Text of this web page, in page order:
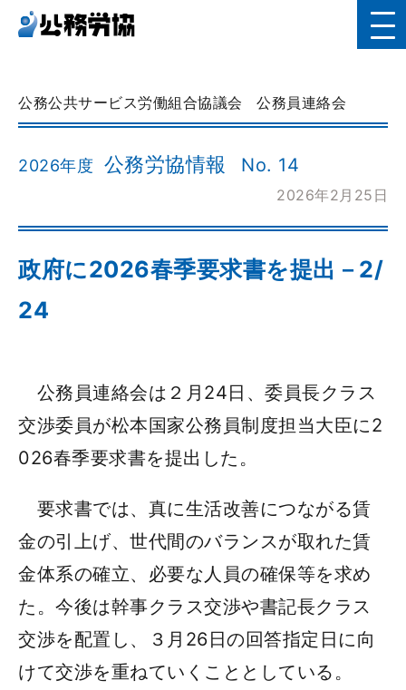
公務公共サービス労働組合協議会 公務員連絡会
2026年度 公務労協情報 No. 14
2026年2月25日
政府に2026春季要求書を提出－2/
24
公務員連絡会は２月24日、委員長クラス
交渉委員が松本国家公務員制度担当大臣に2
026春季要求書を提出した。
要求書では、真に生活改善につながる賃
金の引上げ、世代間のバランスが取れた賃
金体系の確立、必要な人員の確保等を求め
た。今後は幹事クラス交渉や書記長クラス
交渉を配置し、３月26日の回答指定日に向
けて交渉を重ねていくこととしている。